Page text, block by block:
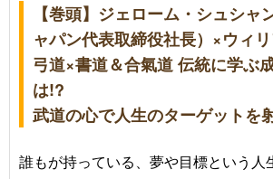
【巻頭】ジェローム・シュシャ
ャパン代表取締役社長）×ウィ
弓道×書道＆合氣道 伝統に学ぶ
は!?
武道の心で人生のターゲットを
誰もが持っている、夢や目標という人